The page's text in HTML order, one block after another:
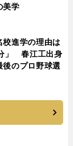
美学
進学の理由は
」 春江工出身
後のプロ野球選